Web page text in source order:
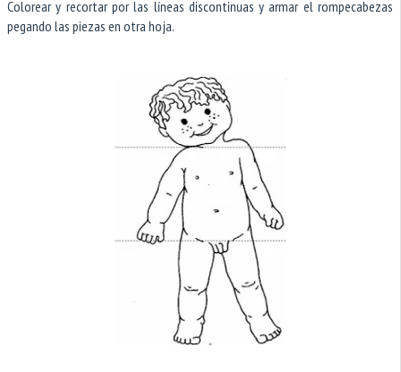
Colorear y recortar por las líneas discontinuas y armar el rompecabezas
pegando las piezas en otra hoja.